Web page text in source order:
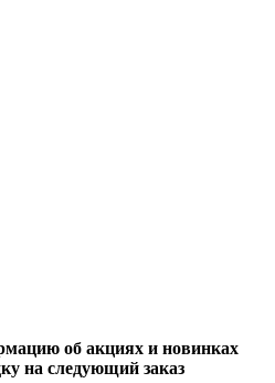
об акциях и новинках
на следующий заказ